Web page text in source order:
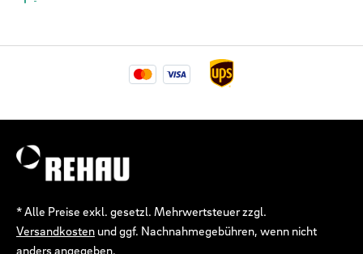
* Alle Preise exkl. gesetzl. Mehrwertsteuer zzgl.
Versandkosten und ggf. Nachnahmegebühren, wenn nicht
anders angegeben.